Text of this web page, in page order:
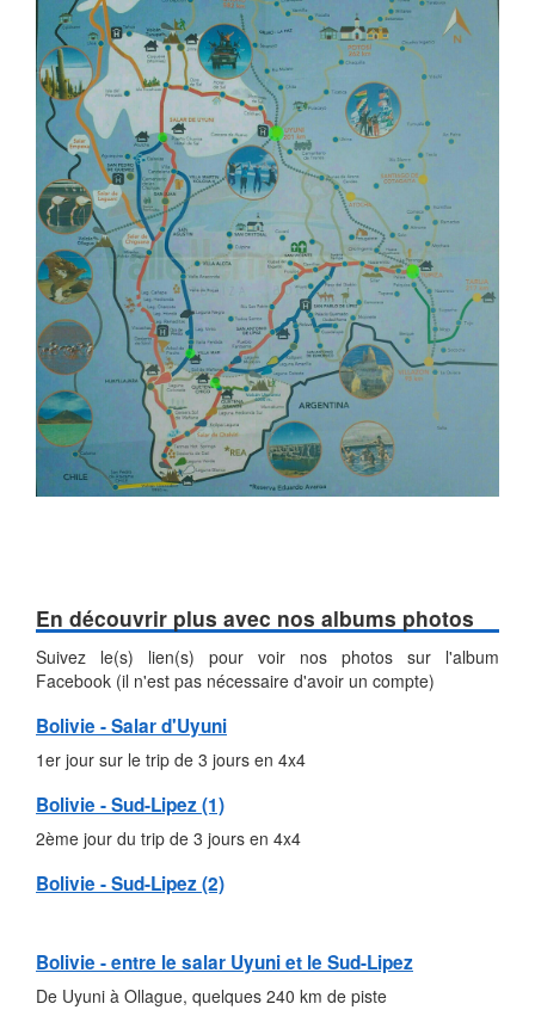
En découvrir plus avec nos albums photos
Suivez le(s) lien(s) pour voir nos photos sur l'album
Facebook (il n'est pas nécessaire d'avoir un compte)
Bolivie - Salar d'Uyuni
1er jour sur le trip de 3 jours en 4x4
Bolivie - Sud-Lipez (1)
2ème jour du trip de 3 jours en 4x4
Bolivie - Sud-Lipez (2)
Bolivie - entre le salar Uyuni et le Sud-Lipez
De Uyuni à Ollague, quelques 240 km de piste